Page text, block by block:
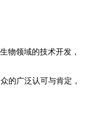
物领域的技术开发，
的广泛认可与肯定，